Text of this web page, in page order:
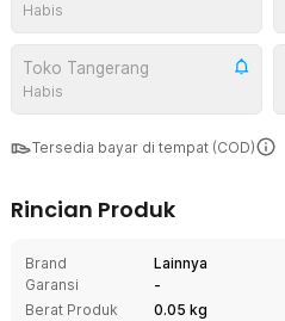
Habis
Toko Tangerang
Habis
Tersedia bayar di tempat (COD)
Rincian Produk
Brand
Lainnya
Garansi
-
Berat Produk
0.05 kg